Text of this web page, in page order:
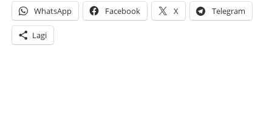
WhatsApp Facebook X Telegram
Lagi